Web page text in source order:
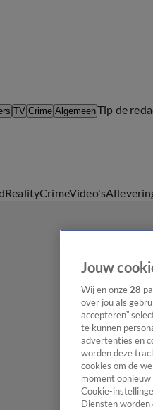
TV Crime AlgemeenTip de
RealityCrimeVideo's
Jouw
Wij en onze 28
over jou als
accepteren”
te kunnen
advertenties en
worden deze
cookies om de
moment
Cookie-
Diensten worden